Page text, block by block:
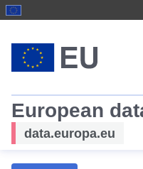
European
data.europa.eu